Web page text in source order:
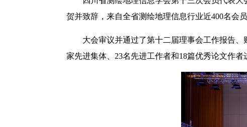
贺并致辞，来自全省测绘地理信息行业近400名会
大会审议并通过了第十二届理事会工作报告
家先进集体、23名先进工作者和18篇优秀论文作者